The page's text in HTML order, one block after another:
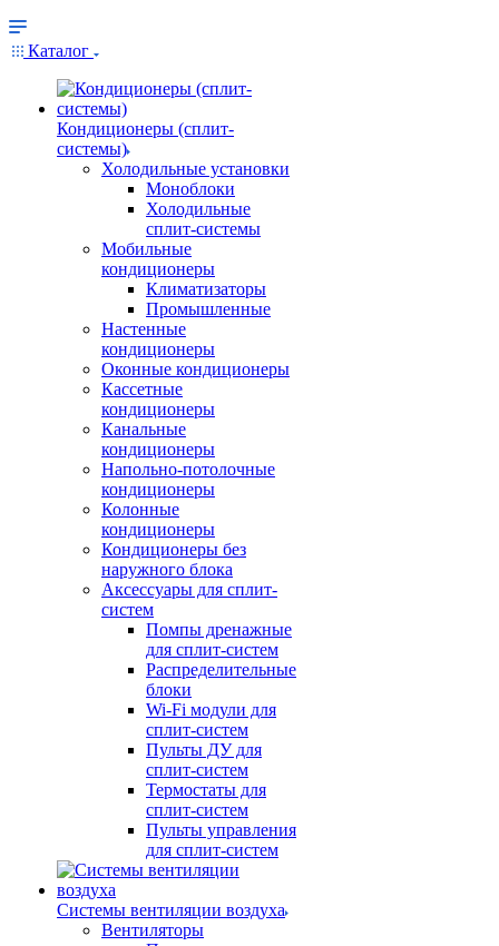
Каталог
Кондиционеры (сплит-
системы)
Холодильные установки
Моноблоки
Холодильные
сплит-системы
Мобильные
кондиционеры
Климатизаторы
Промышленные
Настенные
кондиционеры
Оконные кондиционеры
Кассетные
кондиционеры
Канальные
кондиционеры
Напольно-потолочные
кондиционеры
Колонные
кондиционеры
Кондиционеры без
наружного блока
Аксессуары для сплит-
систем
Помпы дренажные
для сплит-систем
Распределительные
блоки
Wi-Fi модули для
сплит-систем
Пульты ДУ для
сплит-систем
Термостаты для
сплит-систем
Пульты управления
для сплит-систем
Системы вентиляции воздуха
Вентиляторы